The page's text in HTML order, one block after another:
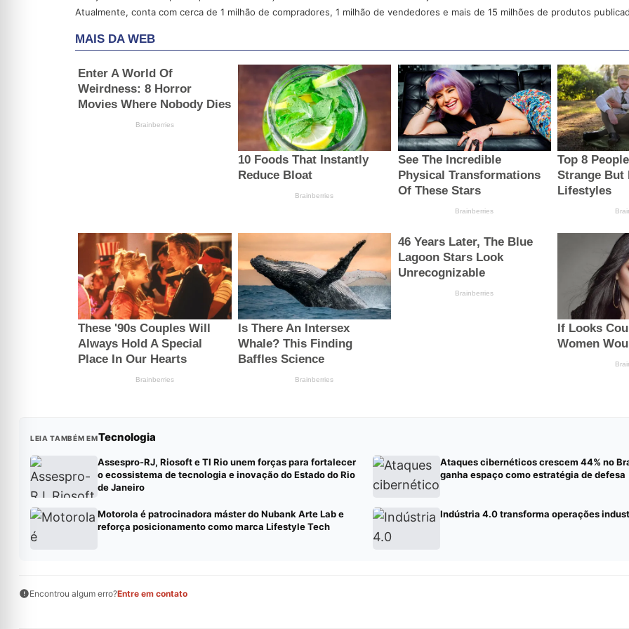
Atualmente, conta com cerca de 1 milhão de compradores, 1 milhão de vendedores e mais de 15 milhões de produtos
LEIA TAMBÉM EMTecnologia
Assespro-RJ, Riosoft e TI Rio unem forças para fortalecer
o ecossistema de tecnologia e inovação do Estado do Rio
de Janeiro
Ataques cibernéticos crescem 44% no
ganha espaço como estratégia de defesa
Motorola é patrocinadora máster do Nubank Arte Lab e
reforça posicionamento como marca Lifestyle Tech
Indústria 4.0 transforma operações
Encontrou algum erro?Entre em contato